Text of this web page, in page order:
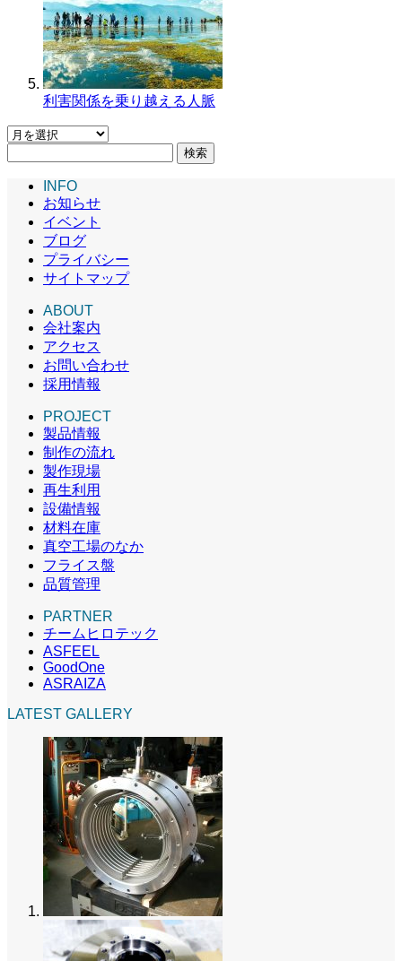
利害関係を乗り越える人脈
INFO
お知らせ
イベント
ブログ
プライバシー
サイトマップ
ABOUT
会社案内
アクセス
お問い合わせ
採用情報
PROJECT
製品情報
制作の流れ
製作現場
再生利用
設備情報
材料在庫
真空工場のなか
フライス盤
品質管理
PARTNER
チームヒロテック
ASFEEL
GoodOne
ASRAIZA
LATEST GALLERY